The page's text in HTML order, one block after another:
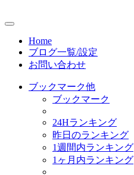
Home
ブログ一覧/設定
お問い合わせ
ブックマーク他
ブックマーク
24Hランキング
昨日のランキング
1週間内ランキング
1ヶ月内ランキング